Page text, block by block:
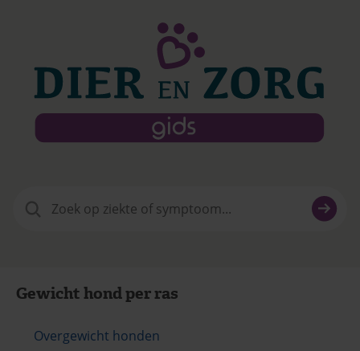
naar:
Gewicht hond per ras
Overgewicht honden